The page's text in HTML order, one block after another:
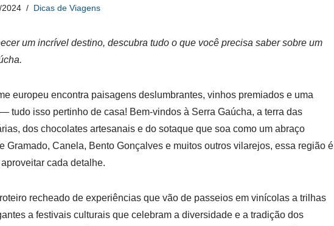
2024 Dicas de Viagens
um incrível destino, descubra tudo o que você precisa saber sobre um
europeu encontra paisagens deslumbrantes, vinhos premiados e uma
tudo isso pertinho de casa! Bem-vindos à Serra Gaúcha, a terra das
dos chocolates artesanais e do sotaque que soa como um abraço
Gramado, Canela, Bento Gonçalves e muitos outros vilarejos, essa região é
cada detalhe.
recheado de experiências que vão de passeios em vinícolas a trilhas
a festivais culturais que celebram a diversidade e a tradição dos